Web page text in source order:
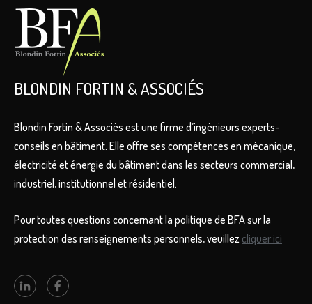
BLONDIN FORTIN & ASSOCIÉS
Blondin Fortin & Associés est une firme d’ingénieurs experts-
conseils en bâtiment. Elle offre ses compétences en mécanique,
électricité et énergie du bâtiment dans les secteurs commercial,
industriel, institutionnel et résidentiel.
Pour toutes questions concernant la politique de BFA sur la
protection des renseignements personnels, veuillez cliquer ici